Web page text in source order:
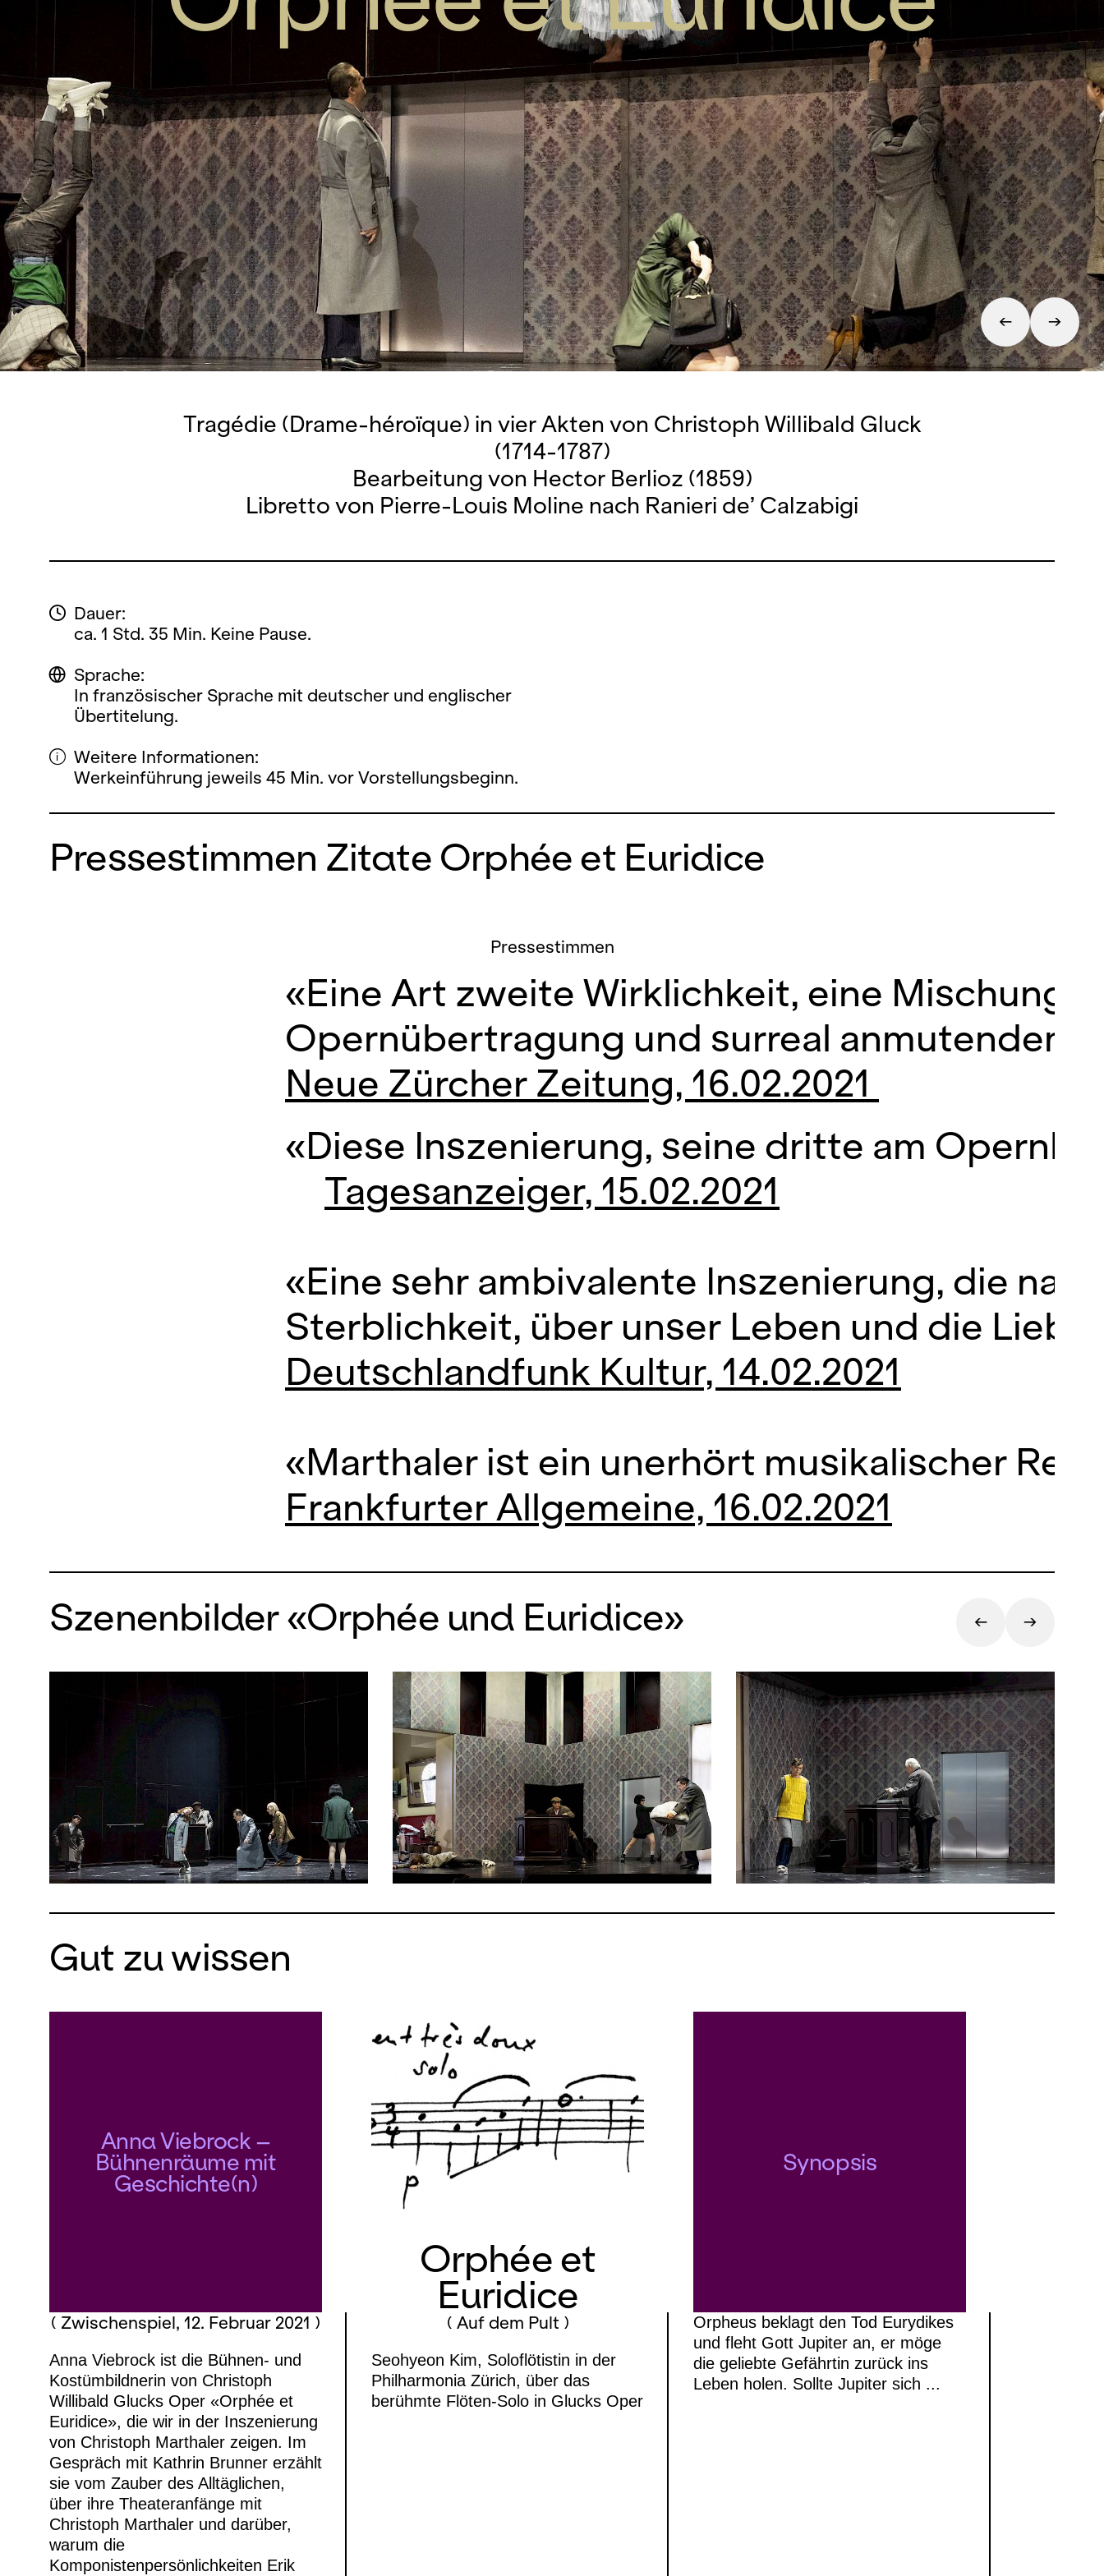
Tragédie (Drame-héroïque) in vier Akten von Christoph Willibald Gluck
(1714-1787)
Bearbeitung von Hector Berlioz (1859)
Libretto von Pierre-Louis Moline nach Ranieri de’ Calzabigi
Dauer:
ca. 1 Std. 35 Min. Keine Pause.
Sprache:
In französischer Sprache mit deutscher und englischer
Übertitelung.
Weitere Informationen:
Werkeinführung jeweils 45 Min. vor Vorstellungsbeginn.
Pressestimmen Zitate Orphée et Euridice
Pressestimmen
«Eine Art zweite Wirklichkeit, eine Mischung
Opernübertragung und surreal anmutendem
Neue Zürcher Zeitung, 16.02.2021
«Diese Inszenierung, seine dritte am
Tagesanzeiger, 15.02.2021
«Eine sehr ambivalente Inszenierung, die
Sterblichkeit, über unser Leben und die
Deutschlandfunk Kultur, 14.02.2021
«Marthaler ist ein unerhört musikalischer
Frankfurter Allgemeine, 16.02.2021
Szenenbilder «Orphée und Euridice»
Gut zu wissen
Anna Viebrock –
Bühnenräume mit
Geschichte(n)
( Zwischenspiel, 12. Februar 2021 )
Anna Viebrock ist die Bühnen- und
Kostümbildnerin von Christoph
Willibald Glucks Oper «Orphée et
Euridice», die wir in der Inszenierung
von Christoph Marthaler zeigen. Im
Gespräch mit Kathrin Brunner erzählt
sie vom Zauber des Alltäglichen,
über ihre Theateranfänge mit
Christoph Marthaler und darüber,
warum die
Komponistenpersönlichkeiten Erik
Orphée et
Euridice
( Auf dem Pult )
Seohyeon Kim, Soloflötistin in der
Philharmonia Zürich, über das
berühmte Flöten-Solo in Glucks Oper
Synopsis
Orpheus beklagt den Tod Eurydikes
und fleht Gott Jupiter an, er möge
die geliebte Gefährtin zurück ins
Leben holen. Sollte Jupiter sich ...